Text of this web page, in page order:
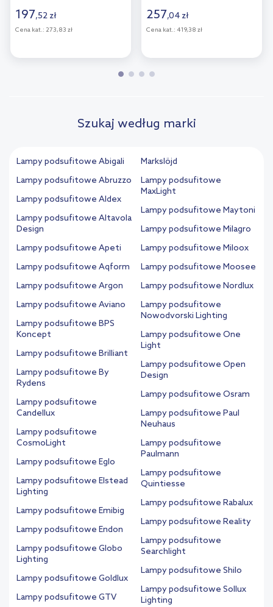
197,52 zł
Cena kat.: 273,83 zł
257,04 zł
Cena kat.: 419,38 zł
Szukaj według marki
Lampy podsufitowe Abigali
Lampy podsufitowe Abruzzo
Lampy podsufitowe Aldex
Lampy podsufitowe Altavola
Design
Lampy podsufitowe Apeti
Lampy podsufitowe Aqform
Lampy podsufitowe Argon
Lampy podsufitowe Aviano
Lampy podsufitowe BPS
Koncept
Lampy podsufitowe Brilliant
Lampy podsufitowe By
Rydens
Lampy podsufitowe
Candellux
Lampy podsufitowe
CosmoLight
Lampy podsufitowe Eglo
Lampy podsufitowe Elstead
Lighting
Lampy podsufitowe Emibig
Lampy podsufitowe Endon
Lampy podsufitowe Globo
Lighting
Lampy podsufitowe Goldlux
Lampy podsufitowe GTV
Markslöjd
Lampy podsufitowe
MaxLight
Lampy podsufitowe Maytoni
Lampy podsufitowe Milagro
Lampy podsufitowe Miloox
Lampy podsufitowe Moosee
Lampy podsufitowe Nordlux
Lampy podsufitowe
Nowodvorski Lighting
Lampy podsufitowe One
Light
Lampy podsufitowe Open
Design
Lampy podsufitowe Osram
Lampy podsufitowe Paul
Neuhaus
Lampy podsufitowe
Paulmann
Lampy podsufitowe
Quintiesse
Lampy podsufitowe Rabalux
Lampy podsufitowe Reality
Lampy podsufitowe
Searchlight
Lampy podsufitowe Shilo
Lampy podsufitowe Sollux
Lighting